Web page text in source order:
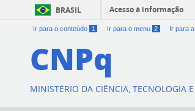
BRASIL Acesso à informação
Ir para o conteúdo 1 Ir para o menu 2 Ir para
CNPq
MINISTÉRIO DA CIÊNCIA, TECNOLOGIA